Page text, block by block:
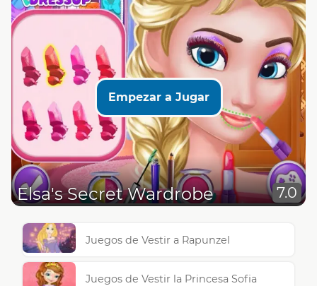
Empezar a Jugar
Elsa's Secret Wardrobe 7.0
Juegos de Vestir a Rapunzel
Juegos de Vestir la Princesa Sofia